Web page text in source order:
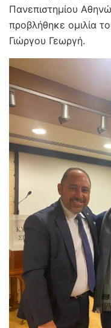
Πανεπιστημίου
προβλήθηκε ομιλία
Γιώργου Γεωργή.